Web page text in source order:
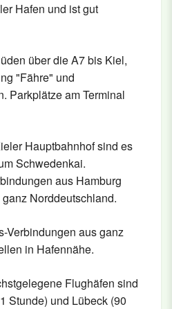
Hafen und ist gut
über die A7 bis Kiel,
"Fähre" und
Parkplätze am Terminal
Hauptbahnhof sind es
Schwedenkai.
aus Hamburg
Norddeutschland.
Verbindungen aus ganz
in Hafennähe.
Flughäfen sind
Stunde) und Lübeck (90